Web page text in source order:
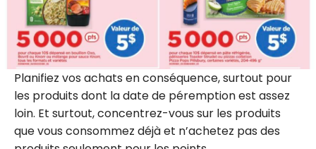
Planifiez vos achats en conséquence, surtout pour
les produits dont la date de péremption est assez
loin. Et surtout, concentrez-vous sur les produits
que vous consommez déjà et n’achetez pas des